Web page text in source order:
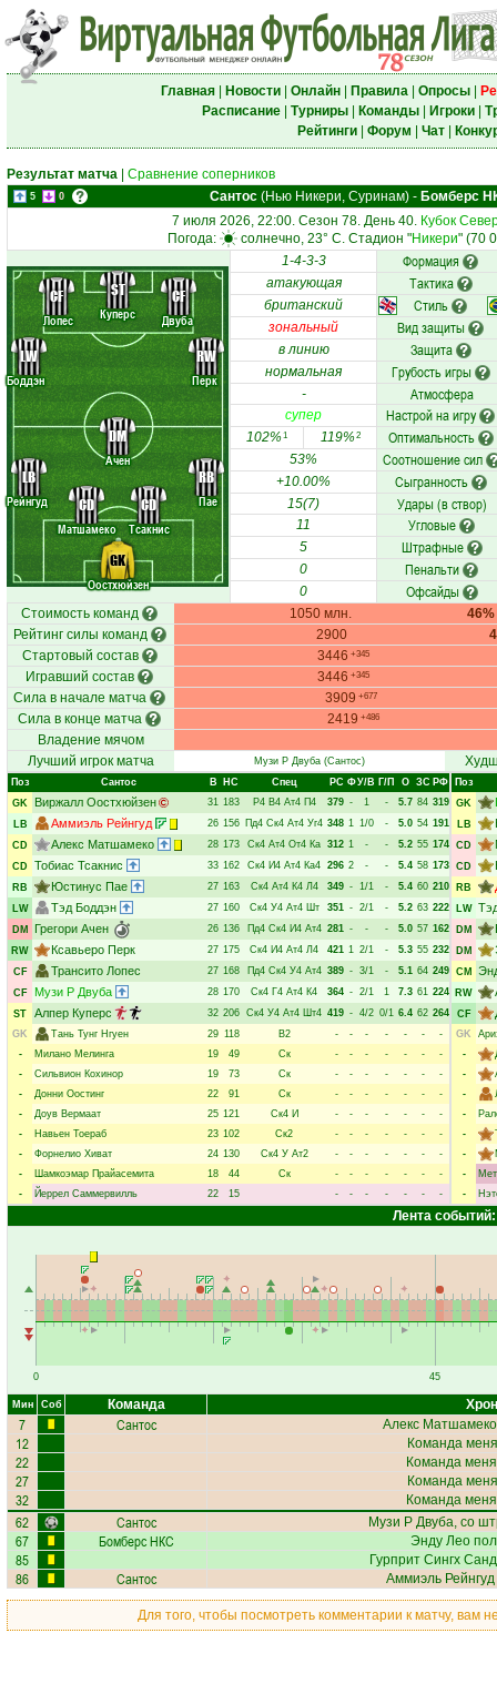
Главная| Новости| Онлайн| Правила| Опросы|
Расписание| Турниры| Команды| Игроки|
Рейтинги| Форум Чат|
Результат матча Сравнение соперников
5 0 Сантос (Нью Никери, Суринам) - Бомберс
7 июля 2026, 22:00. Сезон 78. День 40. Кубок
Погода:
солнечно, 23° C. Стадион "Никери" (70
Оостхюйзен
Рейнгуд
Матшамеко
Тсакнис
Пае
Боддэн
Ачен
Перк
Лопес Двуба
Куперс
GK
LB
CD
CD
RB
LW
DM
RW
CF CF
ST
1-4-3-3 Формация
атакующая Тактика
британский Стиль
зональный Вид защиты
в линию Защита
нормальная Грубость игры
- Атмосфера
супер Настрой на игру
102%1 119%2 Оптимальность
53% Соотношение сил
+10.00% Сыгранность
15(7) Удары (в створ)
11 Угловые
5 Штрафные
0 Пенальти
0 Офсайды
Стоимость команд 1050 млн.
46%
Рейтинг силы команд
2900
Стартовый состав
3446 +345
Игравший состав 3446 +345
Сила в начале матча 3909 +677
Сила в конце матча 2419 +486
Владение мячом
Лучший игрок матча
Музи Р Двуба (Сантос)
Поз Сантос В НC Спец РC ФУ/В Г/П О ЗС РФ
GK
Виржалл Оостхюйзен 31 183 Р4 В4 Ат4 П4 379 - 1 - 5.7 84 319
LB
Аммиэль Рейнгуд 26 156 Пд4 Ск4 Ат4 Уг4 348 1 1/0 - 5.0 54 191
CD
Алекс Матшамеко 28 173 Ск4 Ат4 От4 Ка 312 1 - - 5.2 55 174
CD Тобиас Тсакнис 33 162 Ск4 И4 Ат4 Ка4 296 2 - - 5.4 58 173
RB
Юстинус Пае 27 163 Ск4 Ат4 К4 Л4 349 - 1/1 - 5.4 60 210
LW
Тэд Боддэн 27 160 Ск4 У4 Ат4 Шт 351 - 2/1 - 5.2 63 222
DM
Грегори Ачен 26 136 Пд4 Ск4 И4 Ат4 281 - - - 5.0 57 162
RW
Ксавьеро Перк 27 175 Ск4 И4 Ат4 Л4 421 1 2/1 - 5.3 55 232
CF
Трансито Лопес 27 168 Пд4 Ск4 У4 Ат4 389 - 3/1 - 5.1 64 249
CF
Музи Р Двуба 28 170 Ск4 Г4 Ат4 К4 364 - 2/1 1 7.3 61 224
ST
Алпер Куперс 32 206 Ск4 У4 Ат4 Шт4 419 - 4/2 0/1 6.4 62 264
GK
Тань Тунг Нгуен 29 118 В2 - - - - - -
-
-
Милано Мелинга 19 49 Ск - - - - - -
-
-
Сильвион Кохинор 19 73 Ск - - - - - -
-
-
Донни Оостинг 22 91 Ск - - - - - -
-
-
Доув Вермаат 25 121 Ск4 И - - - - - -
-
-
Навьен Тоераб 23 102 Ск2 - - - - - -
-
-
Форнелио Хиват 24 130 Ск4 У Ат2 - - - - - -
-
-
Шамкоэмар Прайасемита 18 44 Ск - - - - - -
-
-
Йеррел Саммервилль 22 15 - - - - - - -
Поз
GK
LB
CD
CD
RB
LW
DM
DM
CM
RW
CF
GK
-
-
-
-
-
-
-
-
Лента событий:
0 45
Мин Соб Команда
7 Сантос Алекс Матшамеко
12 Команда
22 Команда
27 Команда
32 Команда
62 Сантос Музи Р Двуба, со
67 Бомберс НКС Энду Лео
85 Гурприт Сингх
86 Сантос Аммиэль Рейнгуд
Для того, чтобы посмотреть комментарии к матчу, вам